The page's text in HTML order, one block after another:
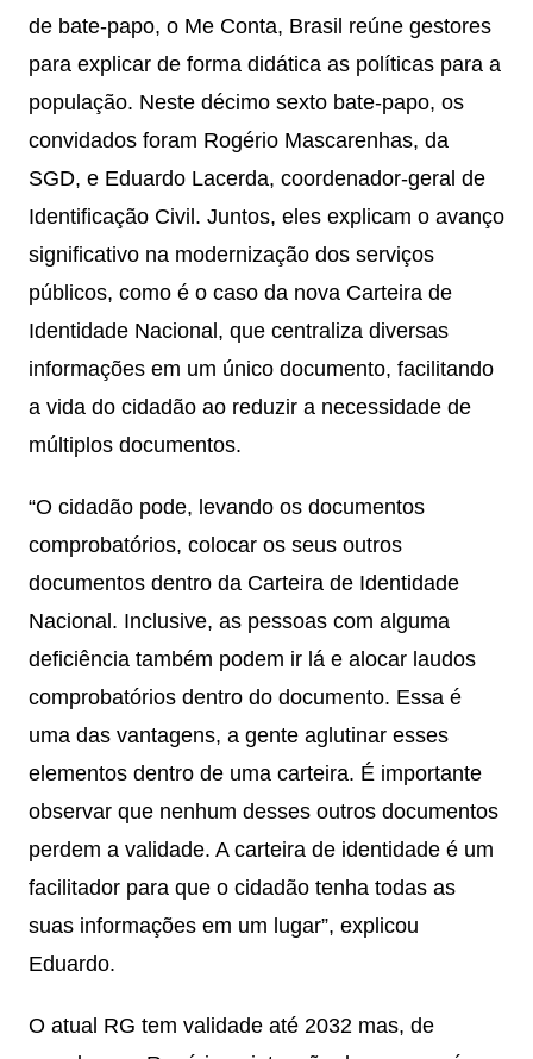
de bate-papo, o Me Conta, Brasil reúne gestores
para explicar de forma didática as políticas para a
população. Neste décimo sexto bate-papo, os
convidados foram Rogério Mascarenhas, da
SGD, e Eduardo Lacerda, coordenador-geral de
Identificação Civil. Juntos, eles explicam o avanço
significativo na modernização dos serviços
públicos, como é o caso da nova Carteira de
Identidade Nacional, que centraliza diversas
informações em um único documento, facilitando
a vida do cidadão ao reduzir a necessidade de
múltiplos documentos.
“O cidadão pode, levando os documentos
comprobatórios, colocar os seus outros
documentos dentro da Carteira de Identidade
Nacional. Inclusive, as pessoas com alguma
deficiência também podem ir lá e alocar laudos
comprobatórios dentro do documento. Essa é
uma das vantagens, a gente aglutinar esses
elementos dentro de uma carteira. É importante
observar que nenhum desses outros documentos
perdem a validade. A carteira de identidade é um
facilitador para que o cidadão tenha todas as
suas informações em um lugar”, explicou
Eduardo.
O atual RG tem validade até 2032 mas, de